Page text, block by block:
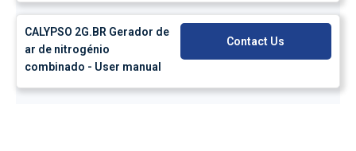
CALYPSO 2G.BR Gerador de
ar de nitrogénio
combinado - User manual
Contact Us